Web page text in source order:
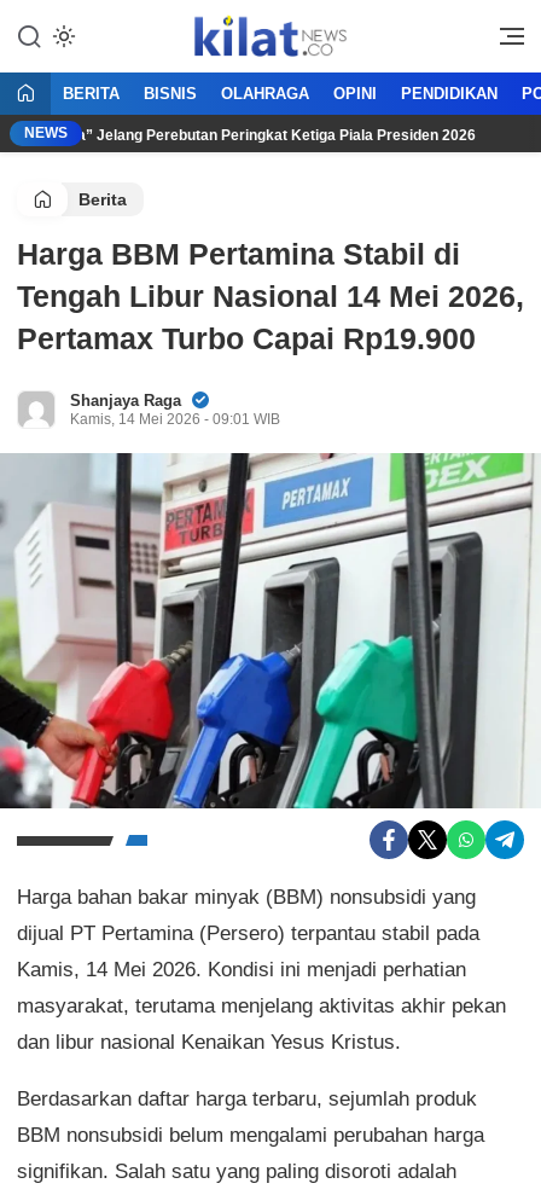
KilatNews.co
Mencerdaskan Anak Bangsa
BERITA BISNIS OLAHRAGA OPINI PENDIDIKAN
NEWSJelang Perebutan Peringkat Ketiga Piala Presiden 2026
Berita
Harga BBM Pertamina Stabil di
Tengah Libur Nasional 14 Mei 2026,
Pertamax Turbo Capai Rp19.900
Shanjaya Raga
Kamis, 14 Mei 2026 - 09:01 WIB
Harga bahan bakar minyak (BBM) nonsubsidi yang
dijual PT Pertamina (Persero) terpantau stabil pada
Kamis, 14 Mei 2026. Kondisi ini menjadi perhatian
masyarakat, terutama menjelang aktivitas akhir pekan
dan libur nasional Kenaikan Yesus Kristus.
Berdasarkan daftar harga terbaru, sejumlah produk
BBM nonsubsidi belum mengalami perubahan harga
signifikan. Salah satu yang paling disoroti adalah